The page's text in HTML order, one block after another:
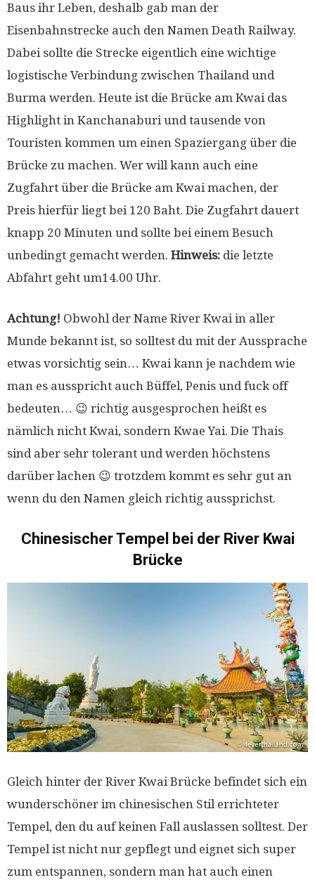
Baus ihr Leben, deshalb gab man der
Eisenbahnstrecke auch den Namen Death Railway.
Dabei sollte die Strecke eigentlich eine wichtige
logistische Verbindung zwischen Thailand und
Burma werden. Heute ist die Brücke am Kwai das
Highlight in Kanchanaburi und tausende von
Touristen kommen um einen Spaziergang über die
Brücke zu machen. Wer will kann auch eine
Zugfahrt über die Brücke am Kwai machen, der
Preis hierfür liegt bei 120 Baht. Die Zugfahrt dauert
knapp 20 Minuten und sollte bei einem Besuch
unbedingt gemacht werden. Hinweis: die letzte
Abfahrt geht um14.00 Uhr.
Achtung! Obwohl der Name River Kwai in aller
Munde bekannt ist, so solltest du mit der Aussprache
etwas vorsichtig sein… Kwai kann je nachdem wie
man es ausspricht auch Büffel, Penis und fuck off
bedeuten… 😉 richtig ausgesprochen heißt es
nämlich nicht Kwai, sondern Kwae Yai. Die Thais
sind aber sehr tolerant und werden höchstens
darüber lachen 😉 trotzdem kommt es sehr gut an
wenn du den Namen gleich richtig aussprichst.
Chinesischer Tempel bei der River Kwai
Brücke
Gleich hinter der River Kwai Brücke befindet sich ein
wunderschöner im chinesischen Stil errichteter
Tempel, den du auf keinen Fall auslassen solltest. Der
Tempel ist nicht nur gepflegt und eignet sich super
zum entspannen, sondern man hat auch einen